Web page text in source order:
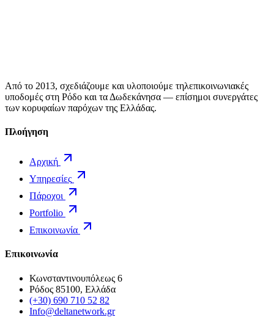
Από το 2013, σχεδιάζουμε και υλοποιούμε τηλεπικοινωνιακές
υποδομές στη Ρόδο και τα Δωδεκάνησα — επίσημοι συνεργάτες
των κορυφαίων παρόχων της Ελλάδας.
Πλοήγηση
Αρχική
Υπηρεσίες
Πάροχοι
Portfolio
Επικοινωνία
Επικοινωνία
Κωνσταντινουπόλεως 6
Ρόδος 85100, Ελλάδα
(+30) 690 710 52 82
Info@deltanetwork.gr